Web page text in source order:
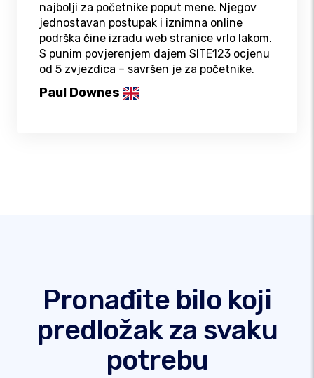
najbolji za početnike poput mene. Njegov
jednostavan postupak i iznimna online
podrška čine izradu web stranice vrlo lakom.
S punim povjerenjem dajem SITE123 ocjenu
od 5 zvjezdica – savršen je za početnike.
Paul Downes
Pronađite bilo koji
predložak za svaku
potrebu